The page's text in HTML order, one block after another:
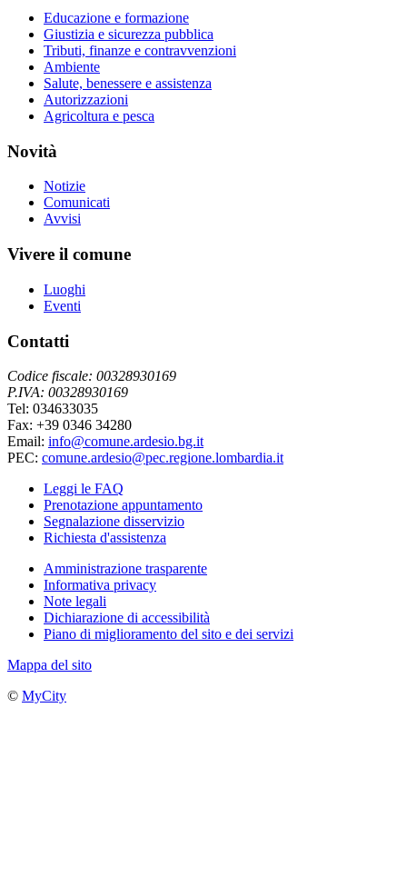
Educazione e formazione
Giustizia e sicurezza pubblica
Tributi, finanze e contravvenzioni
Ambiente
Salute, benessere e assistenza
Autorizzazioni
Agricoltura e pesca
Novità
Notizie
Comunicati
Avvisi
Vivere il comune
Luoghi
Eventi
Contatti
Codice fiscale: 00328930169
P.IVA: 00328930169
Tel: 034633035
Fax: +39 0346 34280
Email: info@comune.ardesio.bg.it
PEC: comune.ardesio@pec.regione.lombardia.it
Leggi le FAQ
Prenotazione appuntamento
Segnalazione disservizio
Richiesta d'assistenza
Amministrazione trasparente
Informativa privacy
Note legali
Dichiarazione di accessibilità
Piano di miglioramento del sito e dei servizi
Mappa del sito
© MyCity